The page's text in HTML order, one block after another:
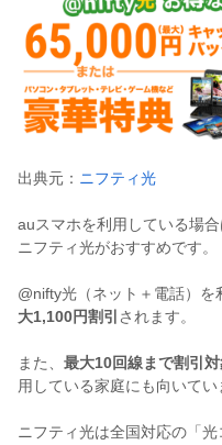
出典元： ニフティ光
auスマホを利用している場
ニフティ光がおすすめです。
@nifty光（ネット＋電話）
大1,100円割引 されます。
また、 最大10回線まで割引
用している家庭にも向いてい
ニフティ光は全国対応の「